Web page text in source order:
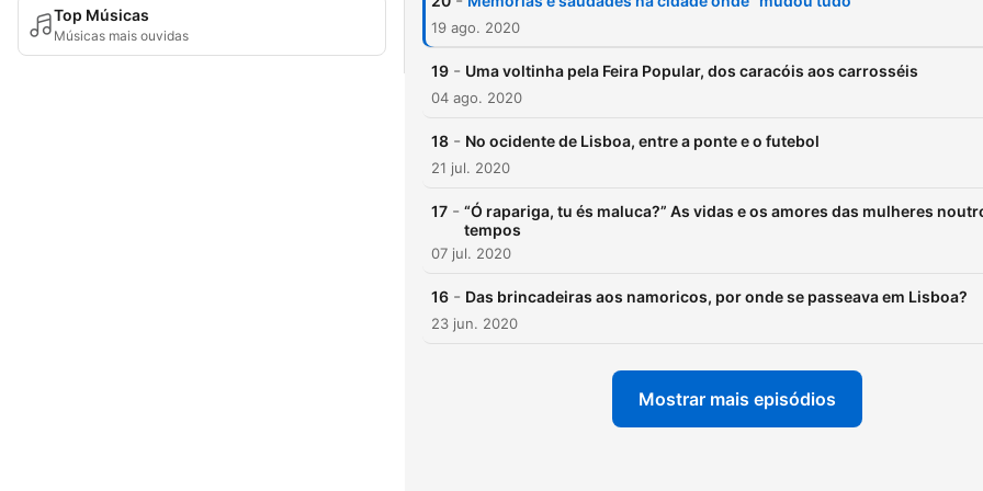
Top Músicas
Músicas mais ouvidas 19 ago. 2020
19 - Uma voltinha pela Feira Popular, dos caracóis aos carrosséis
04 ago. 2020
18 - No ocidente de Lisboa, entre a ponte e o futebol
21 jul. 2020
17 - “Ó rapariga, tu és maluca?” As vidas e os amores das mulheres
tempos
07 jul. 2020
16 - Das brincadeiras aos namoricos, por onde se passeava em Lisboa?
23 jun. 2020
Mostrar mais episódios